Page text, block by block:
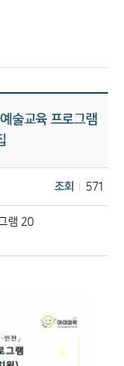
술교육 프로그램
조회 571
램 20